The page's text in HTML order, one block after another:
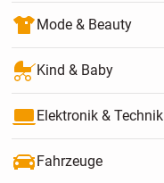
Mode & Beauty
Kind & Baby
Elektronik & Technik
Fahrzeuge